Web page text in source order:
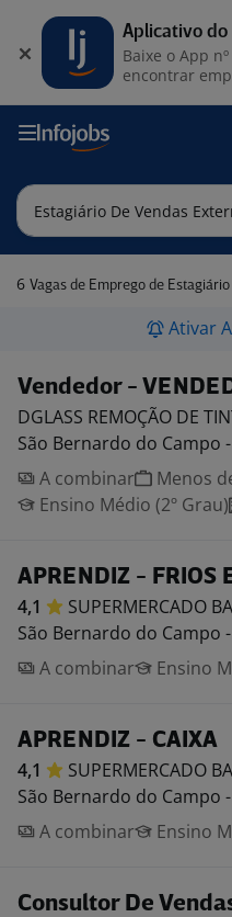
6 Vagas de Emprego de Estagiário de Vendas
Ativar
Vendedor -
DGLASS REMOÇÃO DE
São Bernardo do Campo -
A combinar
Menos
Ensino Médio (2º Grau)
APRENDIZ - FRIOS
4,1 SUPERMERCADO
São Bernardo do Campo -
A combinar
Ensino
APRENDIZ - CAIXA
4,1 SUPERMERCADO
São Bernardo do Campo -
A combinar
Ensino
Consultor De
Aplicativo do
Baixe o App
encontrar